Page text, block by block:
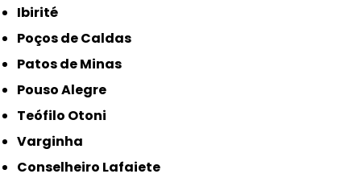
Ibirité
Poços de Caldas
Patos de Minas
Pouso Alegre
Teófilo Otoni
Varginha
Conselheiro Lafaiete